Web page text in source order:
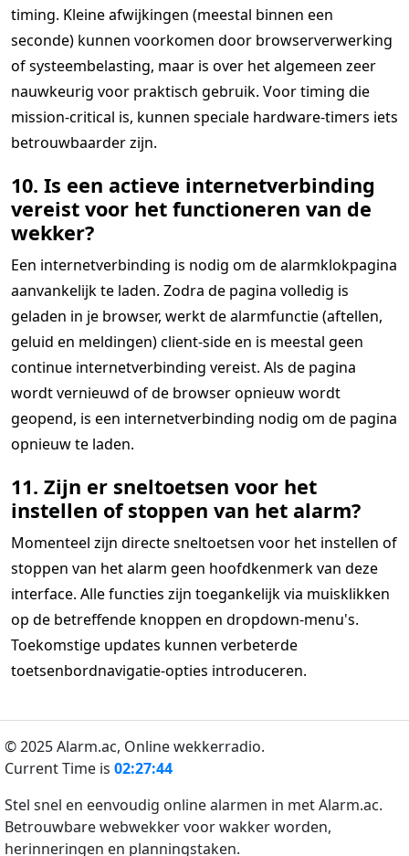
timing. Kleine afwijkingen (meestal binnen een
seconde) kunnen voorkomen door browserverwerking
of systeembelasting, maar is over het algemeen zeer
nauwkeurig voor praktisch gebruik. Voor timing die
mission-critical is, kunnen speciale hardware-timers iets
betrouwbaarder zijn.
10. Is een actieve internetverbinding
vereist voor het functioneren van de
wekker?
Een internetverbinding is nodig om de alarmklokpagina
aanvankelijk te laden. Zodra de pagina volledig is
geladen in je browser, werkt de alarmfunctie (aftellen,
geluid en meldingen) client-side en is meestal geen
continue internetverbinding vereist. Als de pagina
wordt vernieuwd of de browser opnieuw wordt
geopend, is een internetverbinding nodig om de pagina
opnieuw te laden.
11. Zijn er sneltoetsen voor het
instellen of stoppen van het alarm?
Momenteel zijn directe sneltoetsen voor het instellen of
stoppen van het alarm geen hoofdkenmerk van deze
interface. Alle functies zijn toegankelijk via muisklikken
op de betreffende knoppen en dropdown-menu's.
Toekomstige updates kunnen verbeterde
toetsenbordnavigatie-opties introduceren.
© 2025 Alarm.ac, Online wekkerradio.
Current Time is 02:27:44
Stel snel en eenvoudig online alarmen in met Alarm.ac.
Betrouwbare webwekker voor wakker worden,
herinneringen en planningstaken.